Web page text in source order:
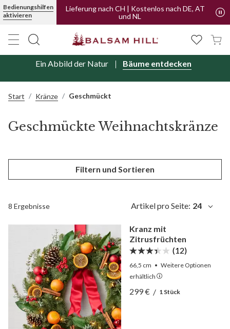
Bedienungshilfen
aktivieren
Jetzt kaufen, später bezahlen mit PayPal
Ein Abbild der Natur Bäume entdecken
Start Kränze Geschmückt
Geschmückte Weihnachtskränze
Filtern und Sortieren
8 Ergebnisse Artikel pro Seite: 24
Kranz mit
Zitrusfrüchten
(12)
66,5 cm • WeitereOptionen
erhältlich
Ansicht Kranz mit
Ansicht Kranz mit
299 €/ 1 Stück